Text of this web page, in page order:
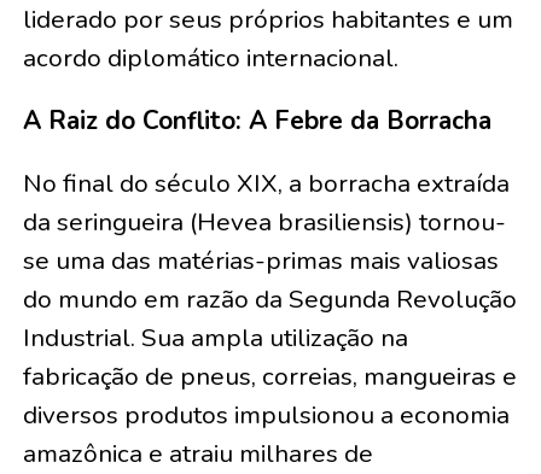
liderado por seus próprios habitantes e um
acordo diplomático internacional.
A Raiz do Conflito: A Febre da Borracha
No final do século XIX, a borracha extraída
da seringueira (Hevea brasiliensis) tornou-
se uma das matérias-primas mais valiosas
do mundo em razão da Segunda Revolução
Industrial. Sua ampla utilização na
fabricação de pneus, correias, mangueiras e
diversos produtos impulsionou a economia
amazônica e atraiu milhares de